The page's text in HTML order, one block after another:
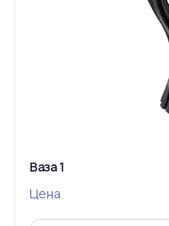
Ваза 1
Цена